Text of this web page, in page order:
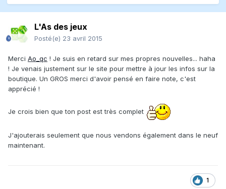
L'As des jeux
Posté(e) 23 avril 2015
Merci Ao_qc ! Je suis en retard sur mes propres nouvelles... haha
! Je venais justement sur le site pour mettre à jour les infos sur la
boutique. Un GROS merci d'avoir pensé en faire note, c'est
apprécié !
Je crois bien que ton post est très complet
J'ajouterais seulement que nous vendons également dans le neuf
maintenant.
1